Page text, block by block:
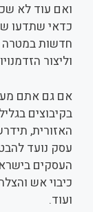
ואם עוד לא
כדאי שתדעו
חדשות במטרה
וליצור
אם גם אתם
בקיבוצים
האזורית,
עסק נועד
העסקים
כיבוי אש
ועוד.